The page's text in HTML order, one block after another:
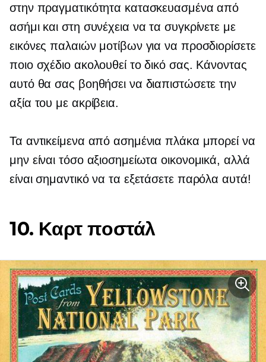
στην πραγματικότητα κατασκευασμένα από
ασήμι και στη συνέχεια να τα συγκρίνετε με
εικόνες παλαιών μοτίβων για να προσδιορίσετε
ποιο σχέδιο ακολουθεί το δικό σας. Κάνοντας
αυτό θα σας βοηθήσει να διαπιστώσετε την
αξία του με ακρίβεια.
Τα αντικείμενα από ασημένια πλάκα μπορεί να
μην είναι τόσο αξιοσημείωτα οικονομικά, αλλά
είναι σημαντικό να τα εξετάσετε παρόλα αυτά!
10. Καρτ ποστάλ